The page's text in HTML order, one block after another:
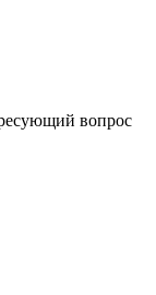
вопрос